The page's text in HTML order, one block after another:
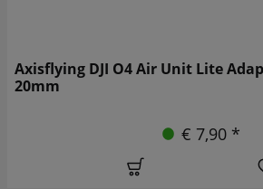
Axisflying DJI O4 Air Unit Lite
20mm
€ 7,90 *